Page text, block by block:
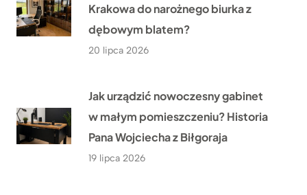
Krakowa do narożnego biurka z
dębowym blatem?
20 lipca 2026
Jak urządzić nowoczesny gabinet
w małym pomieszczeniu? Historia
Pana Wojciecha z Biłgoraja
19 lipca 2026